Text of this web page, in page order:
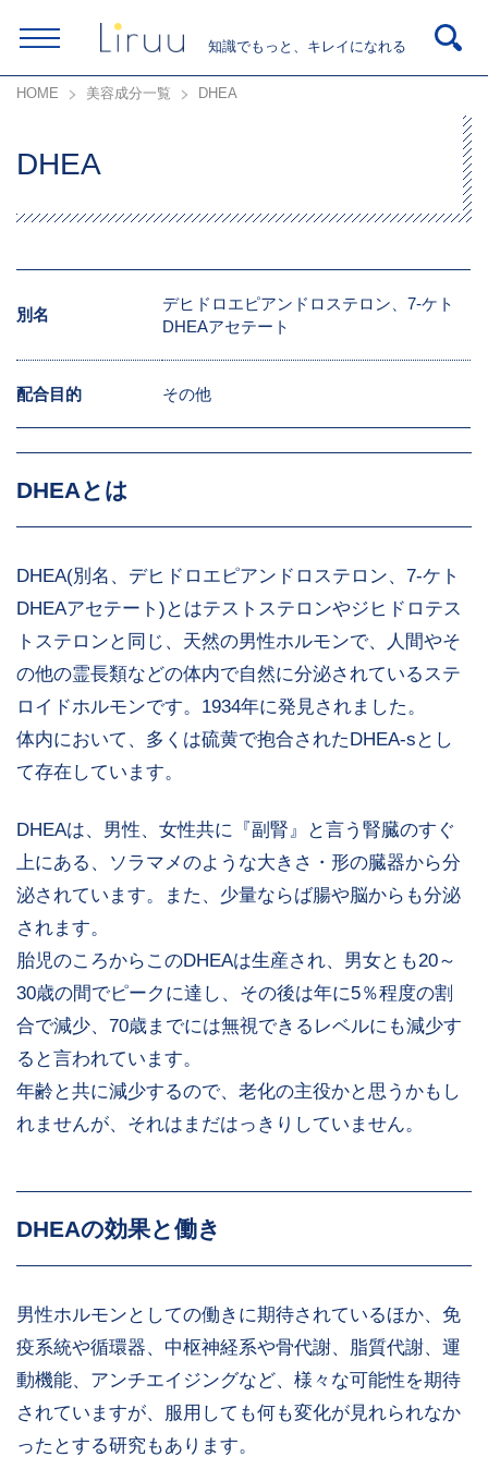
知識でもっと、キレイになれる
HOME 美容成分一覧 DHEA
DHEA
別名
デヒドロエピアンドロステロン、7-ケト
DHEAアセテート
配合目的 その他
DHEAとは
DHEA(別名、デヒドロエピアンドロステロン、7-ケト
DHEAアセテート)とはテストステロンやジヒドロテス
トステロンと同じ、天然の男性ホルモンで、人間やそ
の他の霊長類などの体内で自然に分泌されているステ
ロイドホルモンです。1934年に発見されました。
体内において、多くは硫黄で抱合されたDHEA-sとし
て存在しています。
DHEAは、男性、女性共に『副腎』と言う腎臓のすぐ
上にある、ソラマメのような大きさ・形の臓器から分
泌されています。また、少量ならば腸や脳からも分泌
されます。
胎児のころからこのDHEAは生産され、男女とも20～
30歳の間でピークに達し、その後は年に5％程度の割
合で減少、70歳までには無視できるレベルにも減少す
ると言われています。
年齢と共に減少するので、老化の主役かと思うかもし
れませんが、それはまだはっきりしていません。
DHEAの効果と働き
男性ホルモンとしての働きに期待されているほか、免
疫系統や循環器、中枢神経系や骨代謝、脂質代謝、運
動機能、アンチエイジングなど、様々な可能性を期待
されていますが、服用しても何も変化が見れられなか
ったとする研究もあります。